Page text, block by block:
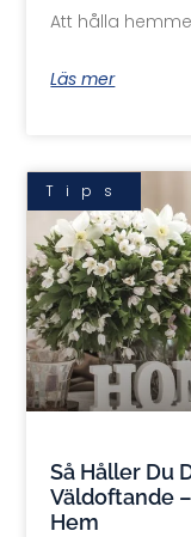
Att hålla
Läs mer
Tips
Så Håller Du
Väldoftande
Hem